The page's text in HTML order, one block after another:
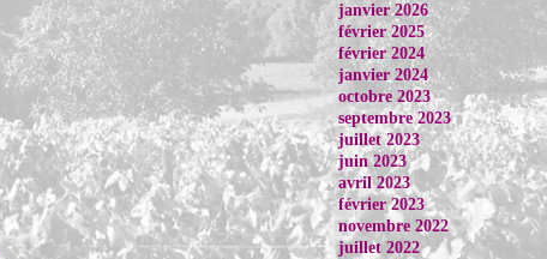
janvier 2026
février 2025
février 2024
janvier 2024
octobre 2023
septembre 2023
juillet 2023
juin 2023
avril 2023
février 2023
novembre 2022
juillet 2022